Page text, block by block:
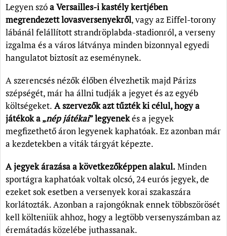
Legyen szóa Versailles-i kastély kertjében
megrendezett lovasversenyekről, vagy az Eiffel-torony
lábánál felállított strandröplabda-stadionról, a verseny
izgalma és a város látványa minden bizonnyal egyedi
hangulatot biztosít az eseménynek.
A szerencsés nézők élőben élvezhetik majd Párizs
szépségét, már ha állni tudják a jegyet és az egyéb
költségeket. A szervezők azt tűzték ki célul, hogy a
játékok a „nép játékai” legyenekés a jegyek
megfizethető áron legyenek kaphatóak. Ez azonban már
a kezdetekben a viták tárgyát képezte.
A jegyek árazása a következőképpen alakul.Minden
sportágra kaphatóak voltak olcsó, 24 eurós jegyek, de
ezeket sok esetben a versenyek korai szakaszára
korlátozták. Azonban a rajongóknak ennek többszörösét
kell költeniük ahhoz, hogy a legtöbb versenyszámban az
éremátadás közelébe juthassanak.